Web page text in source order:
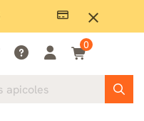
close
0